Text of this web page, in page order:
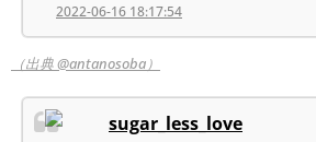
2022-06-16 18:17:54
（出典 @antanosoba）
sugar_less_love